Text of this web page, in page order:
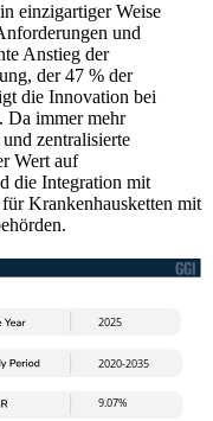
einzigartiger Weise
und
Anstieg der
der 47 % der
die Innovation bei
Da immer mehr
zentralisierte
Wert auf
die Integration mit
Krankenhausketten mit